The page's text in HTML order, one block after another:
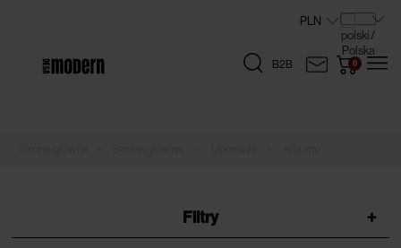
B2B
Filtry +